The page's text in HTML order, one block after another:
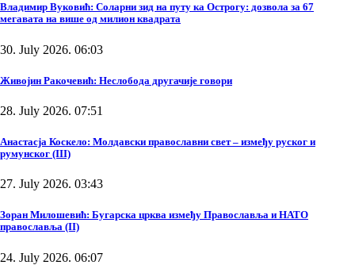
Владимир Вуковић: Соларни зид на путу ка Острогу: дозвола за 67
мегавата на више од милион квадрата
30. July 2026. 06:03
Живојин Ракочевић: Неслобода другачије говори
28. July 2026. 07:51
Анастасја Коскело: Молдавски православни свет – између руског и
румунског (III)
27. July 2026. 03:43
Зоран Милошевић: Бугарска црква између Православља и НАТО
православља (II)
24. July 2026. 06:07